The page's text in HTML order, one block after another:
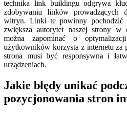
technika link buildingu odgrywa
zdobywaniu linków prowadzących
witryn. Linki te powinny pochodzić
zwiększa autorytet naszej strony w
można zapominać o
użytkowników korzysta z internetu za
strona musi być responsywna i
urządzeniach.
Jakie błędy unikać
pozycjonowania stron